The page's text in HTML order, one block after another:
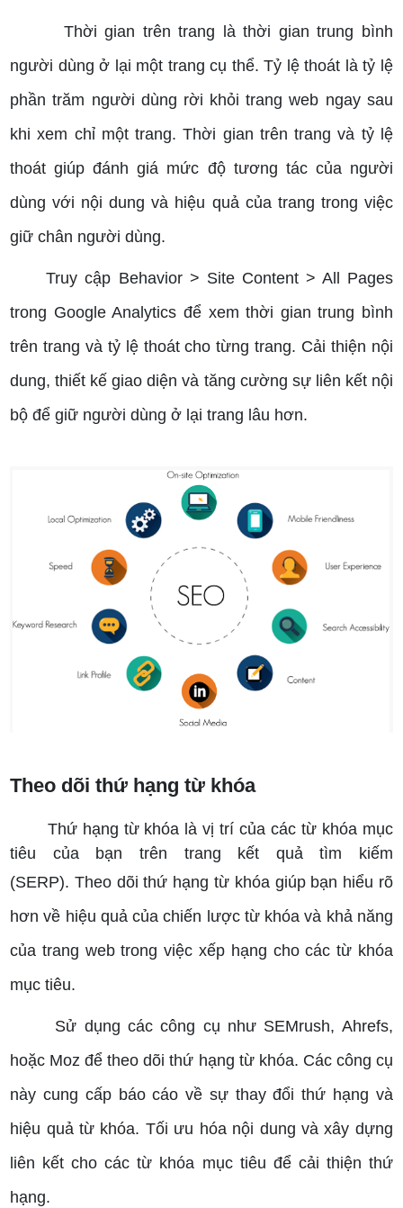
Thời gian trên trang là thời gian trung bình
người dùng ở lại một trang cụ thể. Tỷ lệ thoát là tỷ lệ
phần trăm người dùng rời khỏi trang web ngay sau
khi xem chỉ một trang.Thời gian trên trang và tỷ lệ
thoát giúp đánh giá mức độ tương tác của người
dùng với nội dung và hiệu quả của trang trong việc
giữ chân người dùng.
Truy cập Behavior > Site Content > All Pages
trong Google Analytics để xem thời gian trung bình
trên trang và tỷ lệ thoát cho từng trang. Cải thiện nội
dung, thiết kế giao diện và tăng cường sự liên kết nội
bộ để giữ người dùng ở lại trang lâu hơn.
Theo dõi thứ hạng từ khóa
Thứ hạng từ khóa là vị trí của các từ khóa mục
tiêu của bạn trên trang kết quả tìm kiếm
(SERP). Theo dõi thứ hạng từ khóa giúp bạn hiểu rõ
hơn về hiệu quả của chiến lược từ khóa và khả năng
của trang web trong việc xếp hạng cho các từ khóa
mục tiêu.
Sử dụng các công cụ như SEMrush, Ahrefs,
hoặc Moz để theo dõi thứ hạng từ khóa. Các công cụ
này cung cấp báo cáo về sự thay đổi thứ hạng và
hiệu quả từ khóa. Tối ưu hóa nội dung và xây dựng
liên kết cho các từ khóa mục tiêu để cải thiện thứ
hạng.